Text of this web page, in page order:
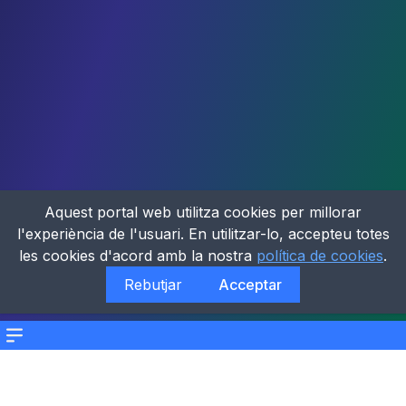
Menu
Aquest portal web utilitza cookies per millorar
l'experiència de l'usuari. En utilitzar-lo, accepteu totes
les cookies d'acord amb la nostra política de cookies.
Rebutjar
Acceptar